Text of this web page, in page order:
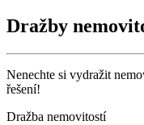
Dražby
Nenechte si vydražit
řešení!
Dražba nemovitostí